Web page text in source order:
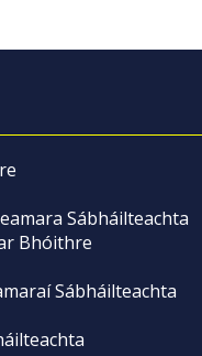
Sábháilteachta
Bhóithre
Sábháilteachta